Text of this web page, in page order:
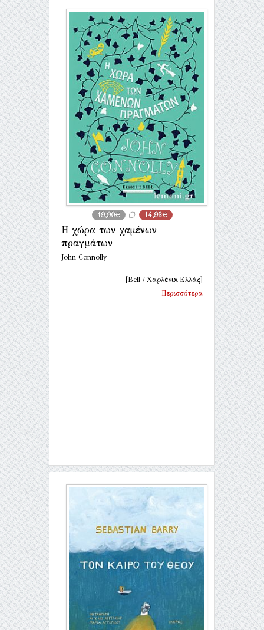
19,90€ 14,93€
Η χώρα των χαμένων
πραγμάτων
John Connolly
[Bell / Χαρλένικ Ελλάς]
Περισσότερα